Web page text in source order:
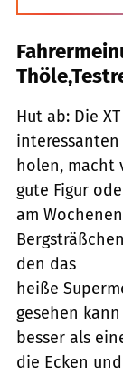
Hut ab: Die
holen, macht
gute Figur
am
den das
heiße
gesehen
besser als
die Ecken